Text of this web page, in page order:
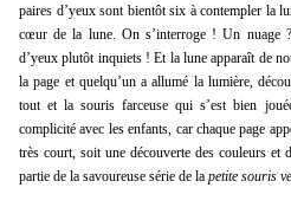
paires d’yeux sont bientôt six à contempler la
cœur de la lune. On s’interroge ! Un nuage
d’yeux plutôt inquiets ! Et la lune apparaît de
la page et quelqu’un a allumé la lumière,
tout et la souris farceuse qui s’est bien
complicité avec les enfants, car chaque page
très court, soit une découverte des couleurs
partie de la savoureuse série de la petite souris